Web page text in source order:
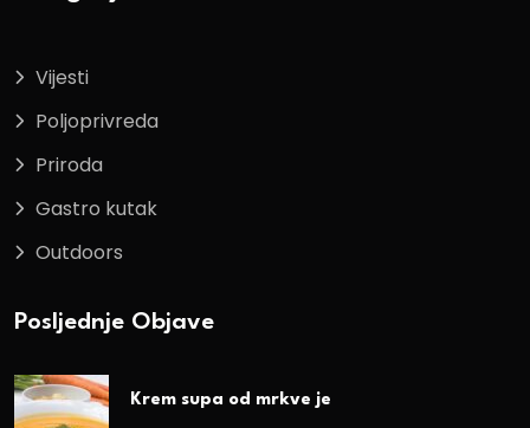
Vijesti
Poljoprivreda
Priroda
Gastro kutak
Outdoors
Posljednje Objave
Krem supa od mrkve je